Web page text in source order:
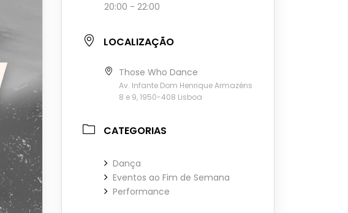
20:00 - 22:00
LOCALIZAÇÃO
Those Who Dance
Av. Infante Dom Henrique Armazéns
8 e 9, 1950-408 Lisboa
CATEGORIAS
Dança
Eventos ao Fim de Semana
Performance